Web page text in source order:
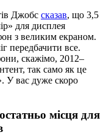
Джобс сказав, що 3,5
для дисплея
з великим екраном.
передбачити все.
скажімо, 2012–
так само як це
У вас дуже скоро
місця для